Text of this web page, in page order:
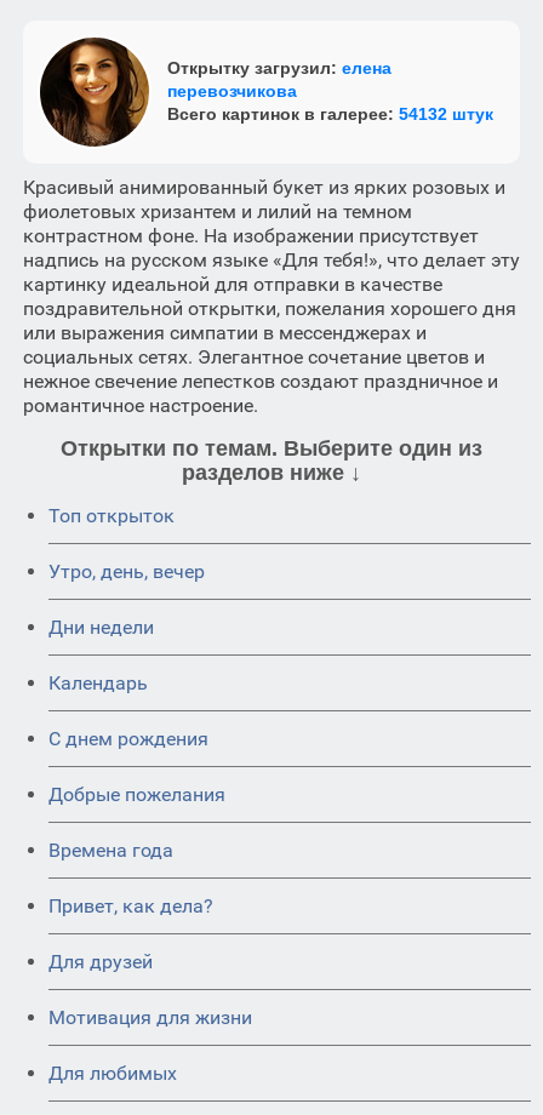
Открытку загрузил: елена
перевозчикова
Всего картинок в галерее: 54132 штук
Красивый анимированный букет из ярких розовых и
фиолетовых хризантем и лилий на темном
контрастном фоне. На изображении присутствует
надпись на русском языке «Для тебя!», что делает эту
картинку идеальной для отправки в качестве
поздравительной открытки, пожелания хорошего дня
или выражения симпатии в мессенджерах и
социальных сетях. Элегантное сочетание цветов и
нежное свечение лепестков создают праздничное и
романтичное настроение.
Открытки по темам. Выберите один из
разделов ниже ↓
Топ открыток
Утро, день, вечер
Дни недели
Календарь
C днем рождения
Добрые пожелания
Времена года
Привет, как дела?
Для друзей
Мотивация для жизни
Для любимых